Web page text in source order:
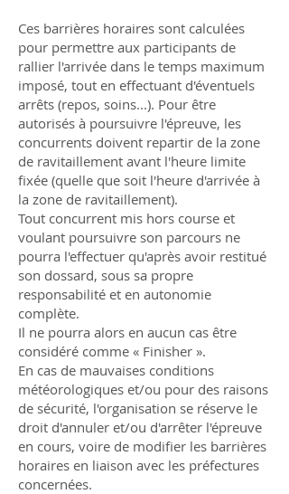
Ces barrières horaires sont calculées
pour permettre aux participants de
rallier l'arrivée dans le temps maximum
imposé, tout en effectuant d'éventuels
arrêts (repos, soins...). Pour être
autorisés à poursuivre l'épreuve, les
concurrents doivent repartir de la zone
de ravitaillement avant l'heure limite
fixée (quelle que soit l'heure d'arrivée à
la zone de ravitaillement).
Tout concurrent mis hors course et
voulant poursuivre son parcours ne
pourra l'effectuer qu'après avoir restitué
son dossard, sous sa propre
responsabilité et en autonomie
complète.
Il ne pourra alors en aucun cas être
considéré comme « Finisher ».
En cas de mauvaises conditions
météorologiques et/ou pour des raisons
de sécurité, l'organisation se réserve le
droit d'annuler et/ou d'arrêter l'épreuve
en cours, voire de modifier les barrières
horaires en liaison avec les préfectures
concernées.